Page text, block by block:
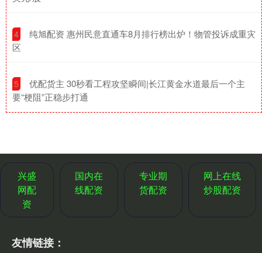
4
​纯旭配资 惠州民意直通车8月排行榜出炉！物管投诉成重灾
区
5
​优配货主 30秒看工程攻坚瞬间|长江黄金水道最后一个主
要“梗阻”正稳步打通
兴盛
网配
资
国内在
线配资
专业期
货配资
网上在线
炒股配资
友情链接：